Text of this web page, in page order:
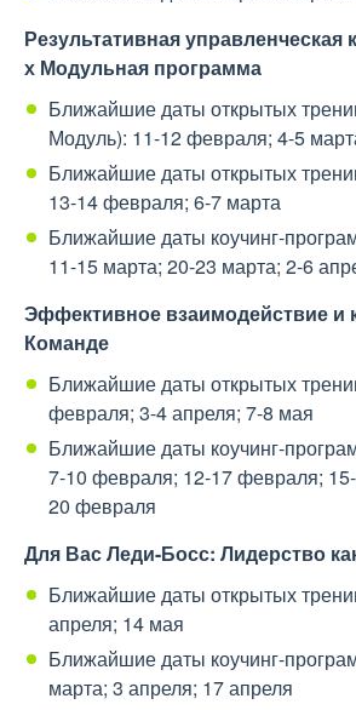
Результативная управленческая
х Модульная программа
Ближайшие даты открытых
Модуль): 11-12 февраля; 4-5
Ближайшие даты открытых
13-14 февраля; 6-7 марта
Ближайшие даты коучинг-
11-15 марта; 20-23 марта; 2-6
Эффективное взаимодействие и
Команде
Ближайшие даты открытых
февраля; 3-4 апреля; 7-8 мая
Ближайшие даты коучинг-
7-10 февраля; 12-17 февраля;
20 февраля
Для Вас Леди-Босс: Лидерство
Ближайшие даты открытых
апреля; 14 мая
Ближайшие даты коучинг-
марта; 3 апреля; 17 апреля